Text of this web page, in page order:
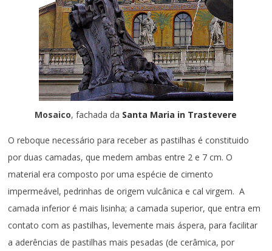
Mosaico, fachada da Santa Maria in Trastevere
O reboque necessário para receber as pastilhas é constituido
por duas camadas, que medem ambas entre 2 e 7 cm. O
material era composto por uma espécie de cimento
impermeável, pedrinhas de origem vulcânica e cal virgem. A
camada inferior é mais lisinha; a camada superior, que entra em
contato com as pastilhas, levemente mais áspera, para facilitar
a aderências de pastilhas mais pesadas (de cerâmica, por